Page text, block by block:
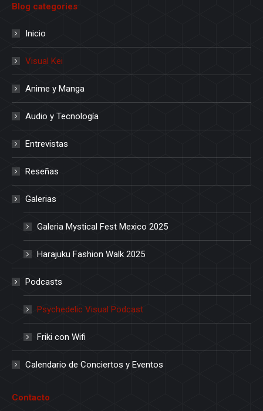
Blog categories
Inicio
Visual Kei
Anime y Manga
Audio y Tecnología
Entrevistas
Reseñas
Galerias
Galeria Mystical Fest Mexico 2025
Harajuku Fashion Walk 2025
Podcasts
Psychedelic Visual Podcast
Friki con Wifi
Calendario de Conciertos y Eventos
Contacto